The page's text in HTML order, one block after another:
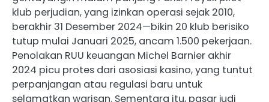
klub perjudian, yang izinkan operasi sejak 2010,
berakhir 31 Desember 2024—bikin 20 klub berisiko
tutup mulai Januari 2025, ancam 1.500 pekerjaan.
Penolakan RUU keuangan Michel Barnier akhir
2024 picu protes dari asosiasi kasino, yang tuntut
perpanjangan atau regulasi baru untuk
selamatkan warisan. Sementara itu, pasar judi